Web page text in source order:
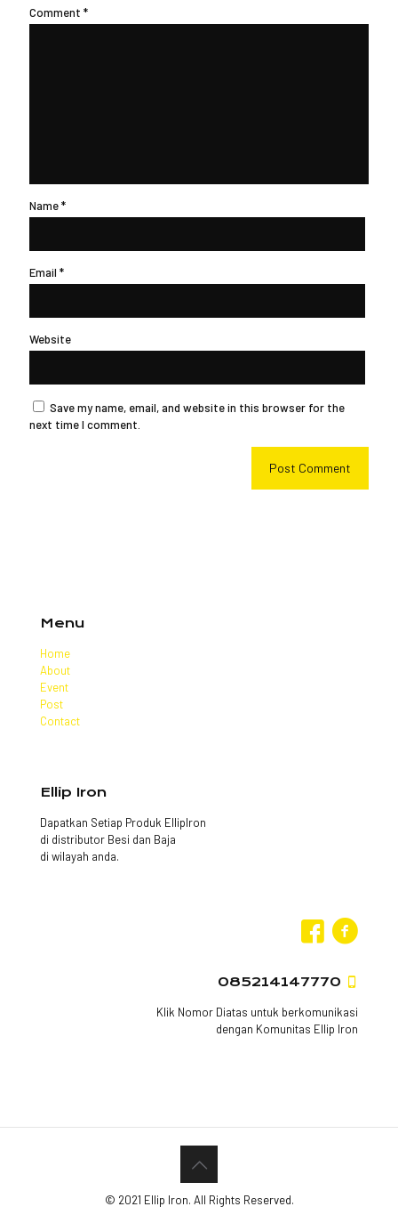
Comment *
Name*
Email *
Website
Save my name, email, and website in this browser for the
next time I comment.
Menu
Home
About
Event
Post
Contact
Ellip Iron
Dapatkan Setiap Produk EllipIron
di distributor Besi dan Baja
di wilayah anda.
085214147770
Klik Nomor Diatas untuk berkomunikasi
dengan Komunitas Ellip Iron
© 2021 Ellip Iron. All Rights Reserved.